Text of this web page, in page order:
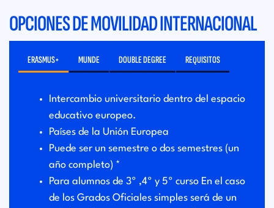
OPCIONES DE MOVILIDAD INTERNACIONAL
ERASMUS+ MUNDE DOUBLE DEGREE REQUISITOS
Intercambio universitario dentro del espacio
educativo europeo.
Países de la Unión Europea
Puede ser un semestre o dos semestres (un
año completo) *
Para alumnos de 3º ,4º y 5º curso En el caso
de los Grados Oficiales simples será de un